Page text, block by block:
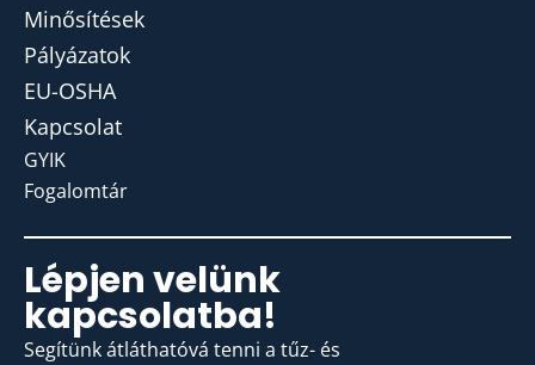
Minősítések
Pályázatok
EU-OSHA
Kapcsolat
GYIK
Fogalomtár
Lépjen velünk
kapcsolatba!
Segítünk átláthatóvá tenni a tűz- és